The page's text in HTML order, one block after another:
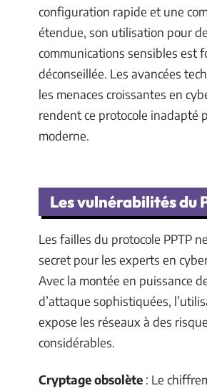
configuration rapide et une
étendue, son utilisation pour
communications sensibles est
déconseillée. Les avancées
les menaces croissantes en
rendent ce protocole inadapté
moderne.
Les vulnérabilités du
Les failles du protocole PPTP
secret pour les experts en
Avec la montée en puissance
d’attaque sophistiquées,
expose les réseaux à des
considérables.
Cryptage obsolète : Le